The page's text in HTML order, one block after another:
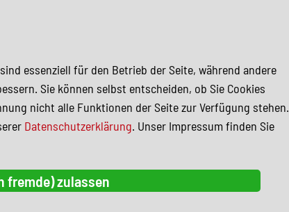
essenziell für den Betrieb der Seite, während andere
Sie können selbst entscheiden, ob Sie Cookies
nicht alle Funktionen der Seite zur Verfügung stehen.
Datenschutzerklärung. Unser Impressum finden Sie